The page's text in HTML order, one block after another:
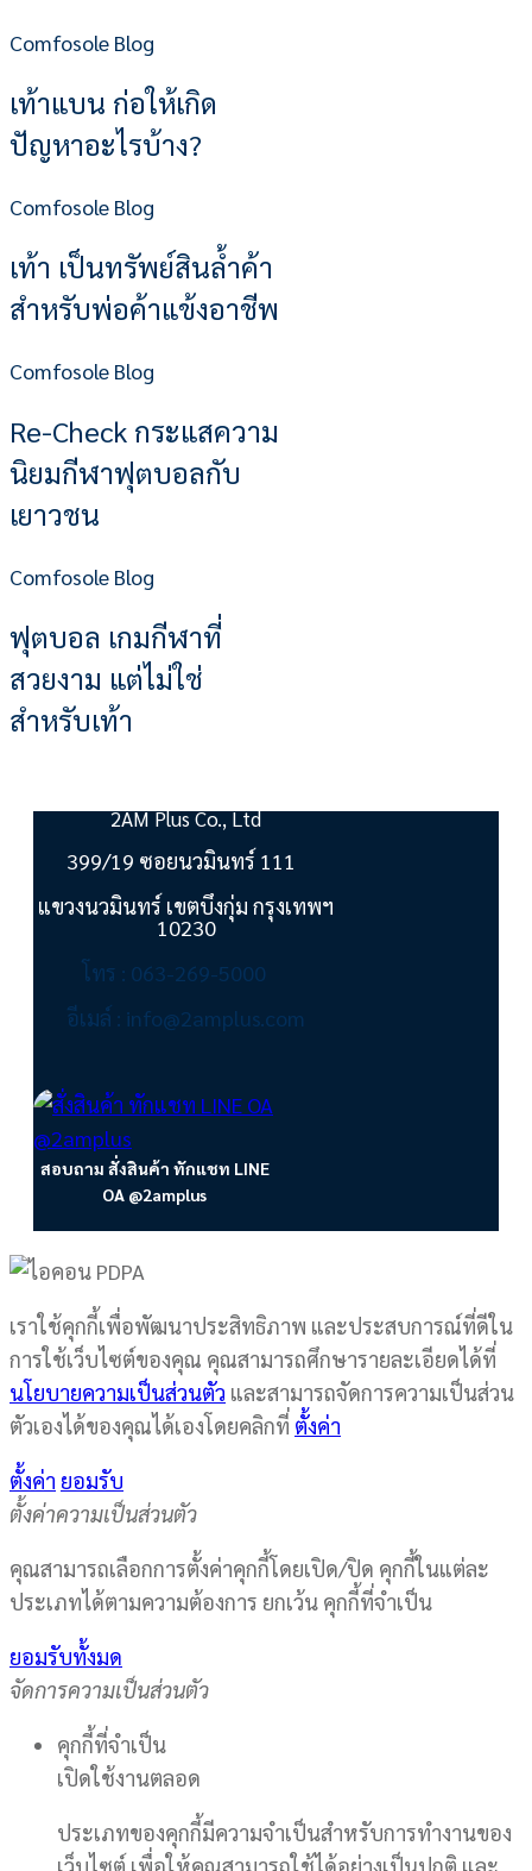
Comfosole Blog
เท้าแบน ก่อให้เกิด
ปัญหาอะไรบ้าง?
Comfosole Blog
เท้า เป็นทรัพย์สินล้ำค้า
สำหรับพ่อค้าแข้งอาชีพ
Comfosole Blog
Re-Check กระแสความ
นิยมกีฬาฟุตบอลกับ
เยาวชน
Comfosole Blog
ฟุตบอล เกมกีฬาที่
สวยงาม แต่ไม่ใช่
สำหรับเท้า
2AM Plus Co., Ltd
399/19 ซอยนวมินทร์ 111
แขวงนวมินทร์ เขตบึงกุ่ม กรุงเทพฯ
10230
โทร : 063-269-5000
อีเมล์ : info@2amplus.com
สอบถาม สั่งสินค้า ทักแชท LINE
OA @2amplus
เราใช้คุกกี้เพื่อพัฒนาประสิทธิภาพ และประสบการณ์ที่ดีใน
การใช้เว็บไซต์ของคุณ คุณสามารถศึกษารายละเอียดได้ที่
นโยบายความเป็นส่วนตัว และสามารถจัดการความเป็นส่วน
ตัวเองได้ของคุณได้เองโดยคลิกที่ ตั้งค่า
ตั้งค่า ยอมรับ
ตั้งค่าความเป็นส่วนตัว
คุณสามารถเลือกการตั้งค่าคุกกี้โดยเปิด/ปิด คุกกี้ในแต่ละ
ประเภทได้ตามความต้องการ ยกเว้น คุกกี้ที่จำเป็น
ยอมรับทั้งมด
จัดการความเป็นส่วนตัว
คุกกี้ที่จำเป็น
เปิดใช้งานตลอด
ประเภทของคุกกี้มีความจำเป็นสำหรับการทำงานของ